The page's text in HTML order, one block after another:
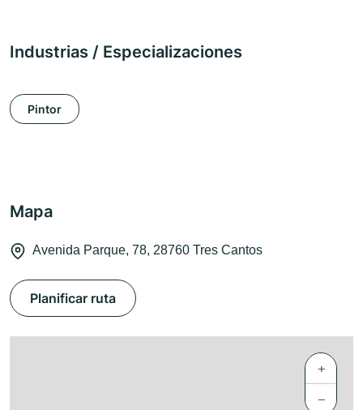
Industrias / Especializaciones
Pintor
Mapa
Avenida Parque, 78, 28760 Tres Cantos
Planificar ruta
+
−